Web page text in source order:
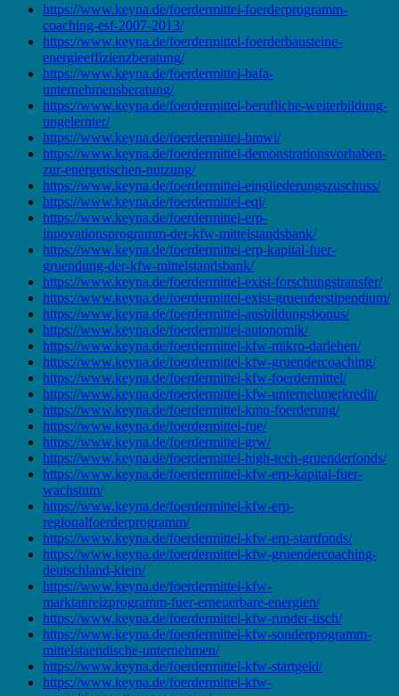
https://www.keyna.de/foerdermittel-foerderprogramm-
coaching-esf-2007-2013/
https://www.keyna.de/foerdermittel-foerderbausteine-
energieeffizienzberatung/
https://www.keyna.de/foerdermittel-bafa-
unternehmensberatung/
https://www.keyna.de/foerdermittel-berufliche-weiterbildung-
ungelernter/
https://www.keyna.de/foerdermittel-bmwi/
https://www.keyna.de/foerdermittel-demonstrationsvorhaben-
zur-energetischen-nutzung/
https://www.keyna.de/foerdermittel-eingliederungszuschuss/
https://www.keyna.de/foerdermittel-eqj/
https://www.keyna.de/foerdermittel-erp-
innovationsprogramm-der-kfw-mittelstandsbank/
https://www.keyna.de/foerdermittel-erp-kapital-fuer-
gruendung-der-kfw-mittelstandsbank/
https://www.keyna.de/foerdermittel-exist-forschungstransfer/
https://www.keyna.de/foerdermittel-exist-gruenderstipendium/
https://www.keyna.de/foerdermittel-ausbildungsbonus/
https://www.keyna.de/foerdermittel-autonomik/
https://www.keyna.de/foerdermittel-kfw-mikro-darlehen/
https://www.keyna.de/foerdermittel-kfw-gruendercoaching/
https://www.keyna.de/foerdermittel-kfw-foerdermittel/
https://www.keyna.de/foerdermittel-kfw-unternehmerkredit/
https://www.keyna.de/foerdermittel-kmu-foerderung/
https://www.keyna.de/foerdermittel-fue/
https://www.keyna.de/foerdermittel-grw/
https://www.keyna.de/foerdermittel-high-tech-gruenderfonds/
https://www.keyna.de/foerdermittel-kfw-erp-kapital-fuer-
wachstum/
https://www.keyna.de/foerdermittel-kfw-erp-
regionalfoerderprogramm/
https://www.keyna.de/foerdermittel-kfw-erp-startfonds/
https://www.keyna.de/foerdermittel-kfw-gruendercoaching-
deutschland-klein/
https://www.keyna.de/foerdermittel-kfw-
marktanreizprogramm-fuer-erneuerbare-energien/
https://www.keyna.de/foerdermittel-kfw-runder-tisch/
https://www.keyna.de/foerdermittel-kfw-sonderprogramm-
mittelstaendische-unternehmen/
https://www.keyna.de/foerdermittel-kfw-startgeld/
https://www.keyna.de/foerdermittel-kfw-